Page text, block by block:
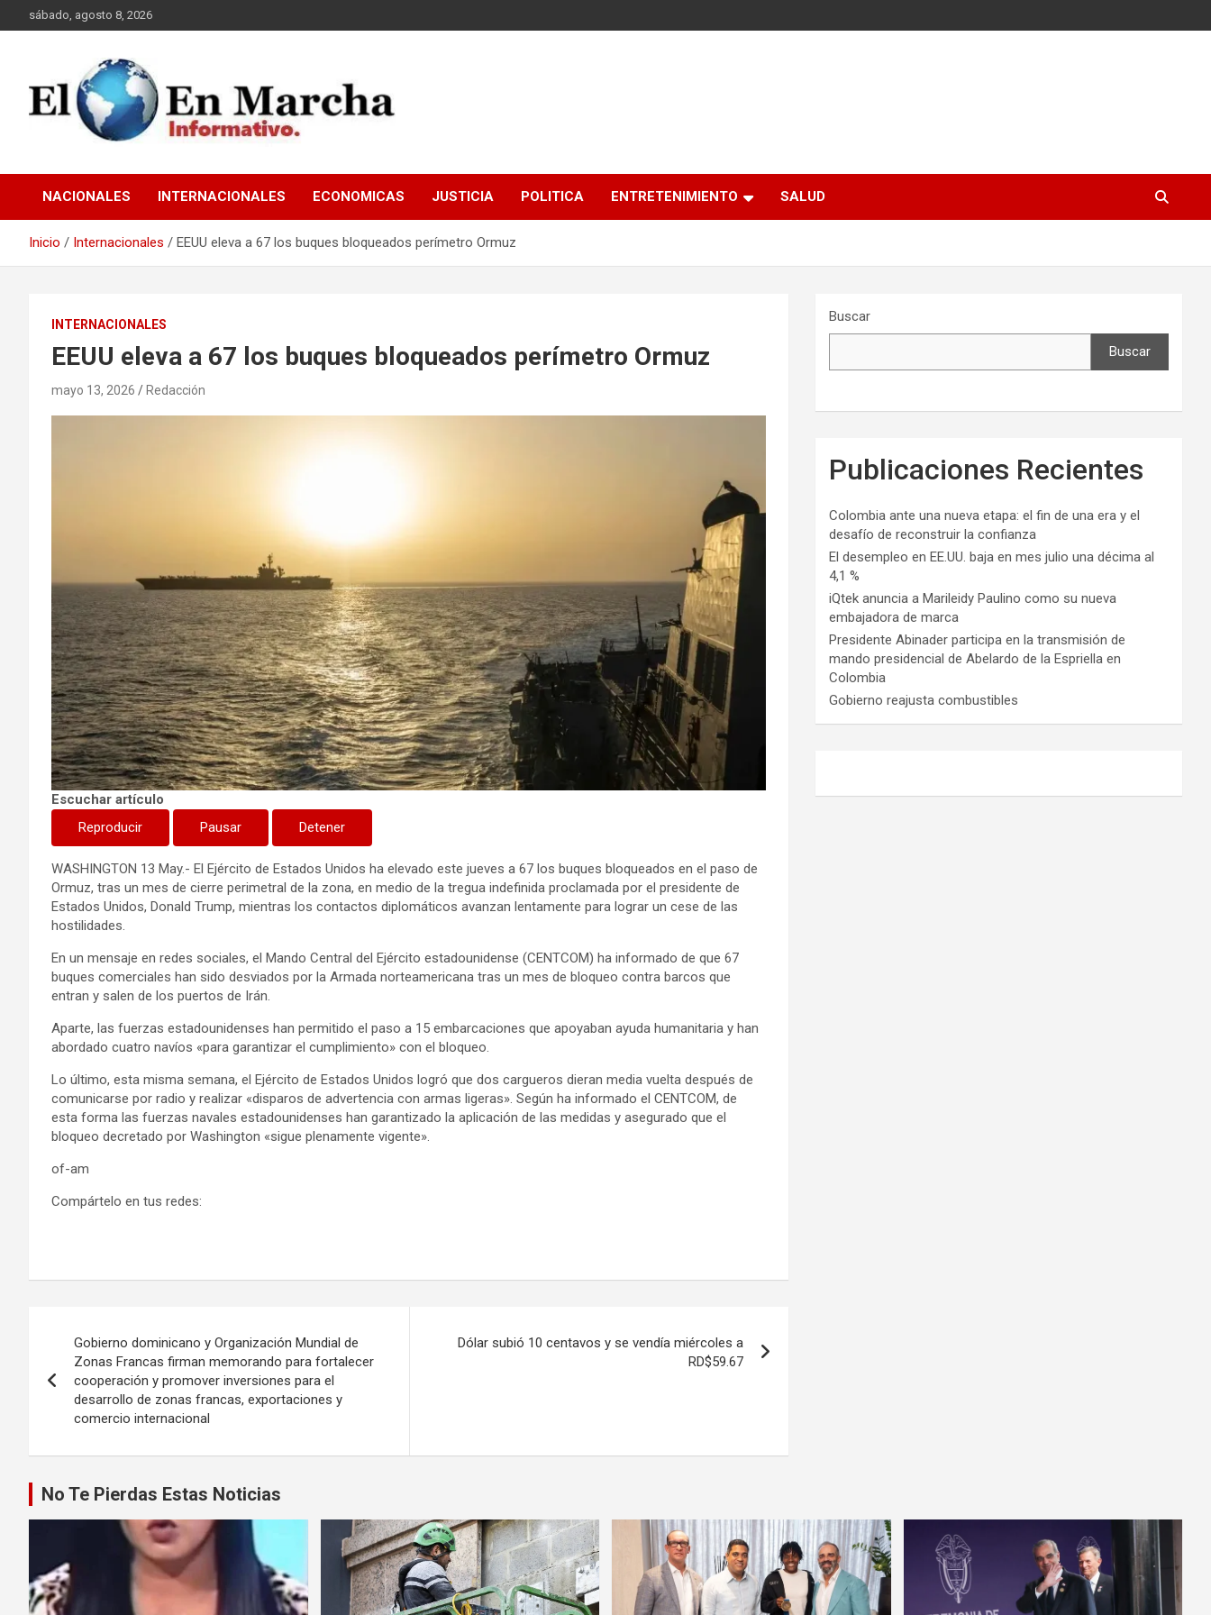
al
sábado, agosto 8, 2026
elmundoenmarcha.net
NACIONALES INTERNACIONALES ECONOMICAS JUSTICIA POLITICA ENTRETENIMIENTO SALUD
Inicio Internacionales EEUU eleva a 67 los buques bloqueados perímetro Ormuz
INTERNACIONALES
EEUU eleva a 67 los buques bloqueados perímetro Ormuz
mayo 13, 2026 Redacción
Escuchar artículo
Reproducir
Pausar Detener
WASHINGTON 13 May.- El Ejército de Estados Unidos ha elevado este jueves a 67 los buques bloqueados en el paso de
Ormuz, tras un mes de cierre perimetral de la zona, en medio de la tregua indefinida proclamada por el presidente de
Estados Unidos, Donald Trump, mientras los contactos diplomáticos avanzan lentamente para lograr un cese de las
hostilidades.
En un mensaje en redes sociales, el Mando Central del Ejército estadounidense (CENTCOM) ha informado de que 67
buques comerciales han sido desviados por la Armada norteamericana tras un mes de bloqueo contra barcos que
entran y salen de los puertos de Irán.
Aparte, las fuerzas estadounidenses han permitido el paso a 15 embarcaciones que apoyaban ayuda humanitaria y han
abordado cuatro navíos «para garantizar el cumplimiento» con el bloqueo.
Lo último, esta misma semana, el Ejército de Estados Unidos logró que dos cargueros dieran media vuelta después de
comunicarse por radio y realizar «disparos de advertencia con armas ligeras». Según ha informado el CENTCOM, de
esta forma las fuerzas navales estadounidenses han garantizado la aplicación de las medidas y asegurado que el
bloqueo decretado por Washington «sigue plenamente vigente».
of-am
Compártelo en tus redes:
entradas
Gobierno dominicano y Organización Mundial de
Zonas Francas firman memorando para fortalecer
cooperación y promover inversiones para el
desarrollo de zonas francas, exportaciones y
comercio internacional
Dólar subió 10 centavos y se vendía miércoles a
RD$59.67
Buscar
Buscar
Publicaciones Recientes
Colombia ante una nueva etapa: el fin de una era y el
desafío de reconstruir la confianza
El desempleo en EE.UU. baja en mes julio una décima al
4,1 %
iQtek anuncia a Marileidy Paulino como su nueva
embajadora de marca
Presidente Abinader participa en la transmisión de
mando presidencial de Abelardo de la Espriella en
Colombia
Gobierno reajusta combustibles
No Te Pierdas Estas Noticias